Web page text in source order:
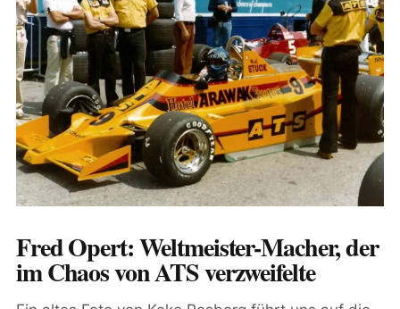
Fred Opert: Weltmeister-Macher, der
im Chaos von ATS verzweifelte